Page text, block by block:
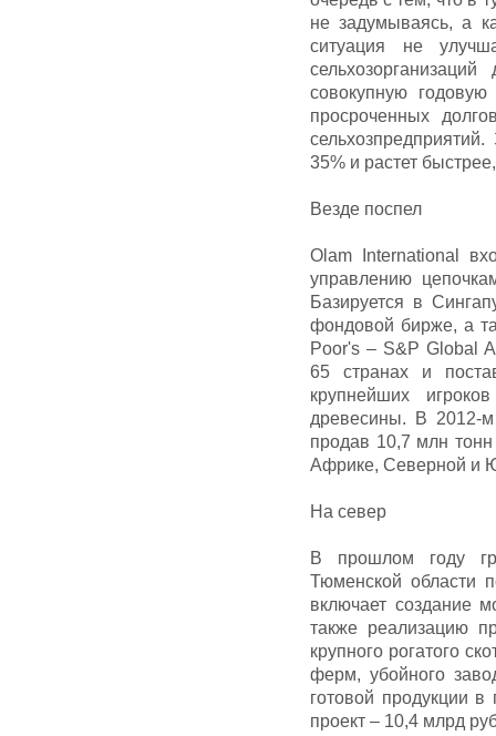
не задумываясь, а
ситуация не
совокупную
просроченных
35% и растет
Везде поспел
Olam International
управлению
Базируется в
фондовой бирже, а
Poor's – S&P Global
65 странах и
крупнейших
древесины. В 2012-
продав 10,7 млн
Африке, Северной и
На север
В прошлом году
Тюменской области
включает создание
также реализацию
крупного рогатого
ферм, убойного
готовой продукции
проект – 10,4 млрд